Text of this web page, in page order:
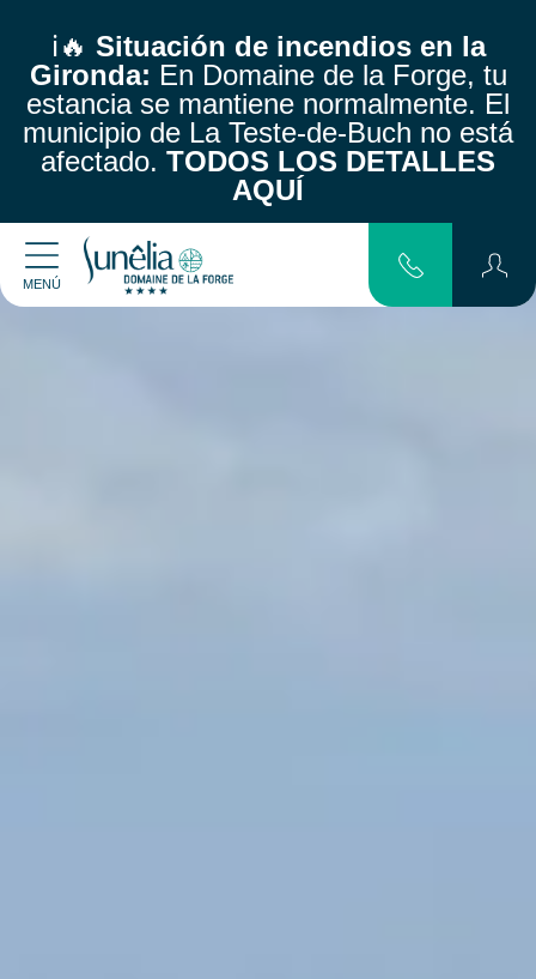
ℹ️🔥 Situación de incendios en la
Gironda: En Domaine de la Forge, tu
estancia se mantiene normalmente. El
municipio de La Teste-de-Buch no está
afectado. TODOS LOS DETALLES
AQUÍ
MENÚ